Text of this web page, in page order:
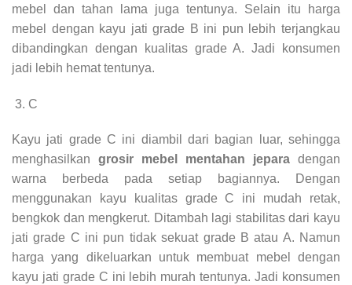
mebel dan tahan lama juga tentunya. Selain itu harga
mebel dengan kayu jati grade B ini pun lebih terjangkau
dibandingkan dengan kualitas grade A. Jadi konsumen
jadi lebih hemat tentunya.
C
Kayu jati grade C ini diambil dari bagian luar, sehingga
menghasilkan grosir mebel mentahan jepara dengan
warna berbeda pada setiap bagiannya. Dengan
menggunakan kayu kualitas grade C ini mudah retak,
bengkok dan mengkerut. Ditambah lagi stabilitas dari kayu
jati grade C ini pun tidak sekuat grade B atau A. Namun
harga yang dikeluarkan untuk membuat mebel dengan
kayu jati grade C ini lebih murah tentunya. Jadi konsumen